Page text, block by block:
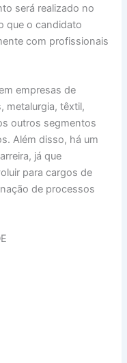
será realizado no
que o candidato
com profissionais
empresas de
metalurgia, têxtil,
outros segmentos
Além disso, há um
já que
para cargos de
de processos